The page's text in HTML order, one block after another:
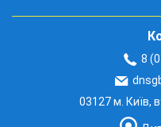
8
03127 м. Київ,